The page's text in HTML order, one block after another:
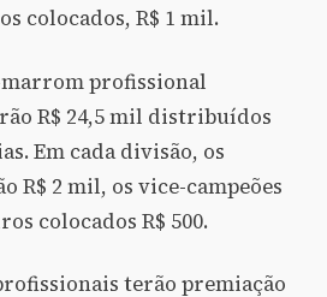
colocados, R$ 1 mil.
marrom profissional
R$ 24,5 mil distribuídos
Em cada divisão, os
R$ 2 mil, os vice-campeões
colocados R$ 500.
terão premiação